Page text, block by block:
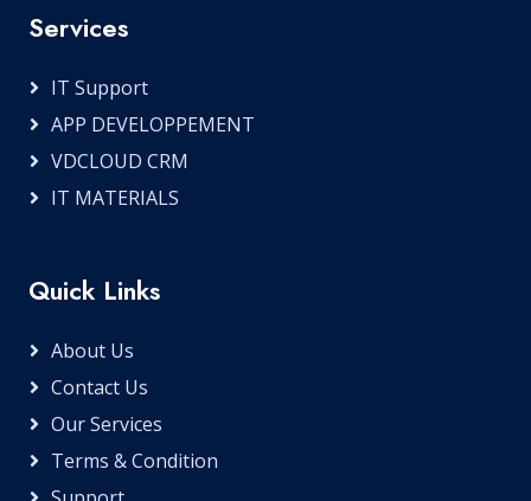
Services
IT Support
APP DEVELOPPEMENT
VDCLOUD CRM
IT MATERIALS
Quick Links
About Us
Contact Us
Our Services
Terms & Condition